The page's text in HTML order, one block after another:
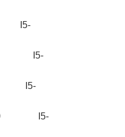
I5-
I5-
I5-
I5-